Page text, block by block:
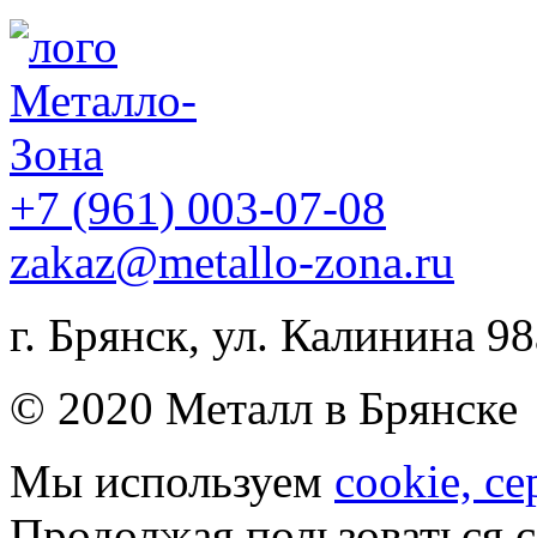
+7 (961) 003-07-08
zakaz@metallo-zona.ru
г. Брянск, ул. Калинина
© 2020 Металл в Брянске
Мы используем cookie,